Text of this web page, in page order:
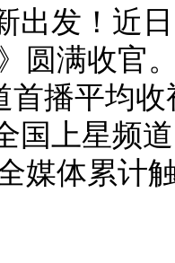
出发！近
圆满收官
首播平均
国上星频
媒体累计